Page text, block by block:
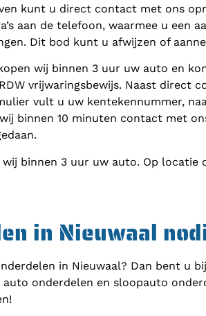
kunt u direct contact met ons
aan de telefoon, waarmee u
Dit bod kunt u afwijzen of
wij binnen 3 uur uw auto en
vrijwaringsbewijs. Naast direct
vult u uw kentekennummer,
binnen 10 minuten contact met
binnen 3 uur uw auto. Op
in Nieuwaal
in Nieuwaal? Dan bent u
onderdelen en sloopauto